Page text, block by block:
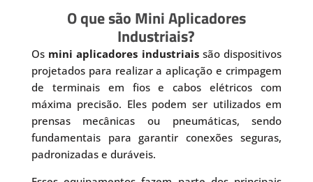
O que são Mini Aplicadores
Industriais?
Os mini aplicadores industriaissão dispositivos
projetados para realizar a aplicação e crimpagem
de terminais em fios e cabos elétricos com
máxima precisão. Eles podem ser utilizados em
prensas mecânicas ou pneumáticas, sendo
fundamentais para garantir conexões seguras,
padronizadas e duráveis.